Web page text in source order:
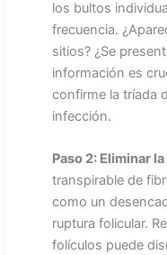
los bultos
frecuencia.
sitios? ¿Se
información es
confirme la tríada
infección.
Paso 2: Eliminar
transpirable de
como un
ruptura folicular.
folículos puede